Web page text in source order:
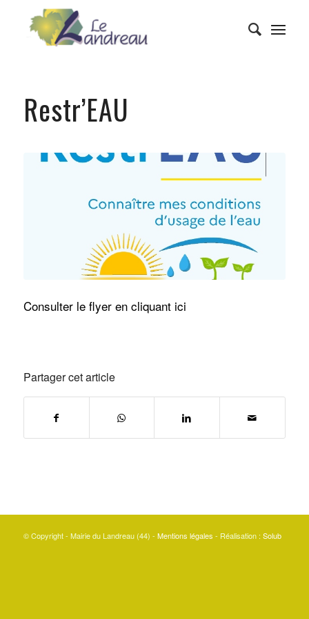
Restr’EAU
Consulter le flyer en cliquant ici
Partager cet article
© Copyright - Mairie du Landreau (44) - Mentions légales - Réalisation : Solub